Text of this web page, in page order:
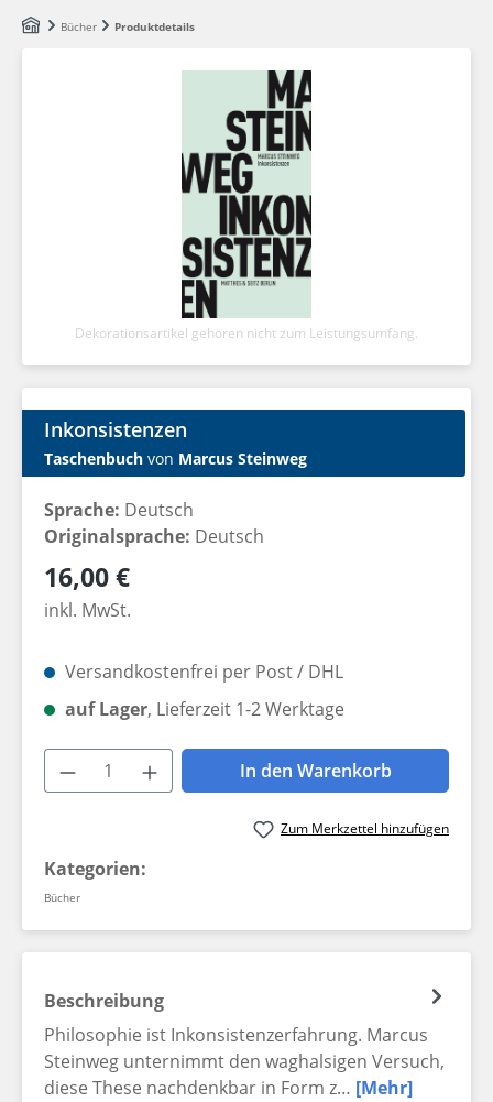
Zum Hauptinhalt springen
Bücher Produktdetails
Dekorationsartikel gehören nicht zum Leistungsumfang.
Inkonsistenzen
Taschenbuch von Marcus Steinweg
Sprache: Deutsch
Originalsprache: Deutsch
Regulärer Preis:
16,00 €
inkl. MwSt.
Versandkostenfrei per Post / DHL
auf Lager, Lieferzeit 1-2 Werktage
Produkt Anzahl: Gib den
In den Warenkorb
Zum Merkzettel hinzufügen
Kategorien:
Bücher
Beschreibung
Philosophie ist Inkonsistenzerfahrung. Marcus
Steinweg unternimmt den waghalsigen Versuch,
diese These nachdenkbar in Form z… [Mehr]